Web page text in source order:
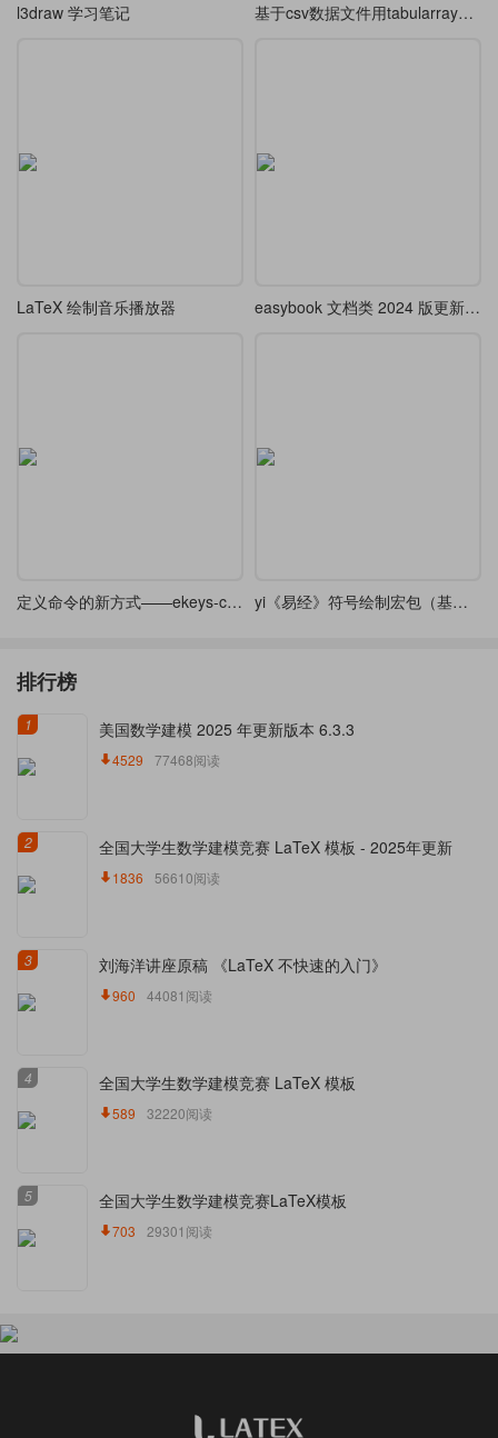
l3draw 学习笔记 基于csv数据文件用tabularray结合csvsimple-l3制作答辩评价表
LaTeX 绘制音乐播放器 easybook 文档类 2024 版更新示例 1
定义命令的新方式——ekeys-cmd yi《易经》符号绘制宏包（基于l3coffins和l3draw实现）
排行榜
1 美国数学建模 2025 年更新版本 6.3.3
4529 77468阅读
2 全国大学生数学建模竞赛 LaTeX 模板 - 2025年更新
1836 56610阅读
3 刘海洋讲座原稿 《LaTeX 不快速的入门》
960 44081阅读
4 全国大学生数学建模竞赛 LaTeX 模板
589 32220阅读
5 全国大学生数学建模竞赛LaTeX模板
703 29301阅读